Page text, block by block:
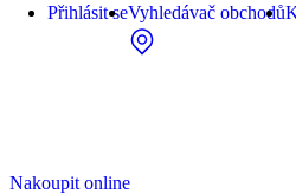
Přihlásit seVyhledávač obchodů
Nakoupit online